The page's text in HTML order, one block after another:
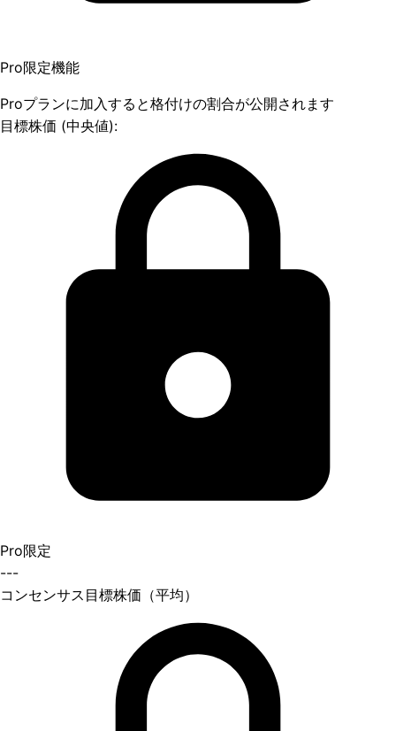
Pro限定機能
Proプランに加入すると格付けの割合が公開されます
目標株価 (中央値):
Pro限定
---
コンセンサス目標株価（平均）